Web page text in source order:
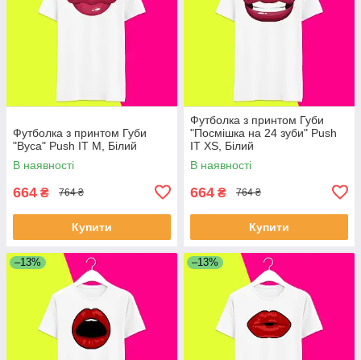
Футболка з принтом Губи
"Вуса" Push IT M, Білий
В наявності
664 ₴ 764 ₴
Купити
Футболка з принтом Губи
"Посмішка на 24 зуби" Push
IT XS, Білий
В наявності
664 ₴ 764 ₴
Купити
–13% –13%